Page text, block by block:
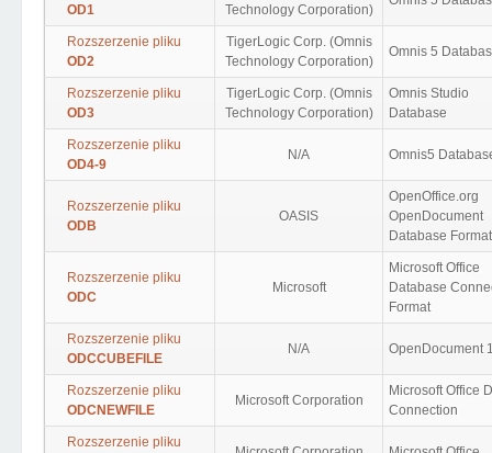
OD1 Technology Corporation)
Rozszerzenie pliku
OD2
TigerLogic Corp. (Omnis
Technology Corporation)
Omnis 5
Rozszerzenie pliku
OD3
TigerLogic Corp. (Omnis
Technology Corporation)
Omnis Studio
Database
Rozszerzenie pliku
OD4-9
N/A Omnis5
Rozszerzenie pliku
ODB
OASIS
OpenOffice.org
OpenDocument
Database Format
Rozszerzenie pliku
ODC
Microsoft
Microsoft Office
Database
Format
Rozszerzenie pliku
ODCCUBEFILE
N/A OpenDocument
Rozszerzenie pliku
ODCNEWFILE
Microsoft Corporation
Microsoft Office
Connection
Rozszerzenie pliku